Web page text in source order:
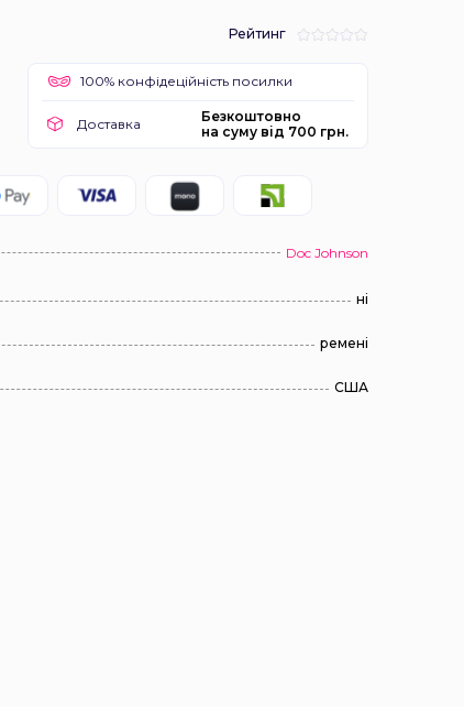
Рейтинг
100% конфідеційність посилки
Доставка
Безкоштовно
на суму від 700 грн.
Doc Johnson
ні
ремені
США